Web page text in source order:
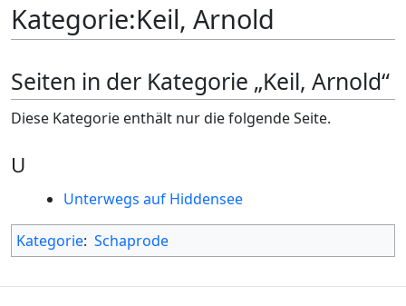
Kategorie:Keil, Arnold
Seiten in der Kategorie „Keil, Arnold“
Diese Kategorie enthält nur die folgende Seite.
U
Unterwegs auf Hiddensee
Kategorie: Schaprode